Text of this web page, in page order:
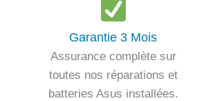
Garantie 3 Mois
Assurance complète sur
toutes nos réparations et
batteries Asus installées.